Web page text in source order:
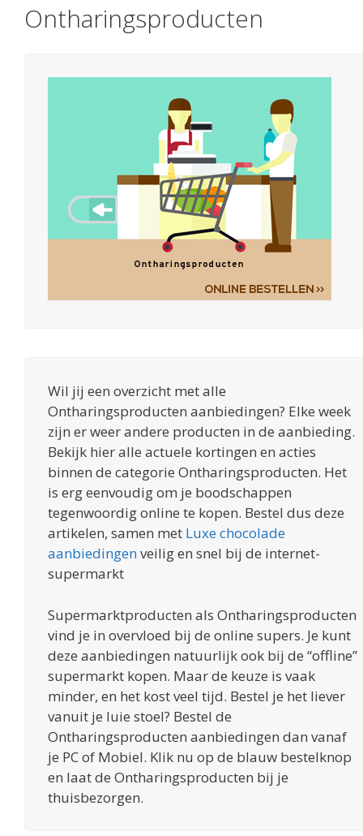
Ontharingsproducten
Wil jij een overzicht met alle
Ontharingsproducten aanbiedingen? Elke week
zijn er weer andere producten in de aanbieding.
Bekijk hier alle actuele kortingen en acties
binnen de categorie Ontharingsproducten. Het
is erg eenvoudig om je boodschappen
tegenwoordig online te kopen. Bestel dus deze
artikelen, samen met Luxe chocolade
aanbiedingenveilig en snel bij de internet-
supermarkt
Supermarktproducten als Ontharingsproducten
vind je in overvloed bij de online supers. Je kunt
deze aanbiedingen natuurlijk ook bij de “offline”
supermarkt kopen. Maar de keuze is vaak
minder, en het kost veel tijd. Bestel je het liever
vanuit je luie stoel? Bestel de
Ontharingsproducten aanbiedingen dan vanaf
je PC of Mobiel. Klik nu op de blauw bestelknop
en laat de Ontharingsproducten bij je
thuisbezorgen.